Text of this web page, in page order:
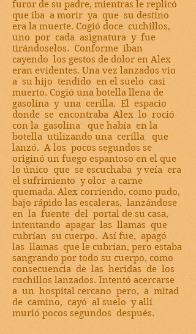
furor de su padre, mientras le replicó
que iba a morir ya que su destino
era la muerte. Cogió doce cuchillos,
uno por cada asignatura y fue
tirándoselos. Conforme iban
cayendo los gestos de dolor en Alex
eran evidentes. Una vez lanzados vio
a su hijo tendido en el suelo casi
muerto. Cogió una botella llena de
gasolina y una cerilla. El espacio
donde se encontraba Alex lo roció
con la gasolina que había en la
botella utilizando una cerilla que
lanzó. A los pocos segundos se
originó un fuego espantoso en el que
lo único que se escuchaba y veía era
el sufrimiento y olor a carne
quemada. Alex corriendo, como pudo,
bajo rápido las escaleras, lanzándose
en la fuente del portal de su casa,
intentando apagar las llamas que
cubrían su cuerpo. Así fue, apagó
las llamas que le cubrían, pero estaba
sangrando por todo su cuerpo, como
consecuencia de las heridas de los
cuchillos lanzados. Intentó acercarse
a un hospital cercano pero, a mitad
de camino, cayó al suelo y allí
murió pocos segundos después.